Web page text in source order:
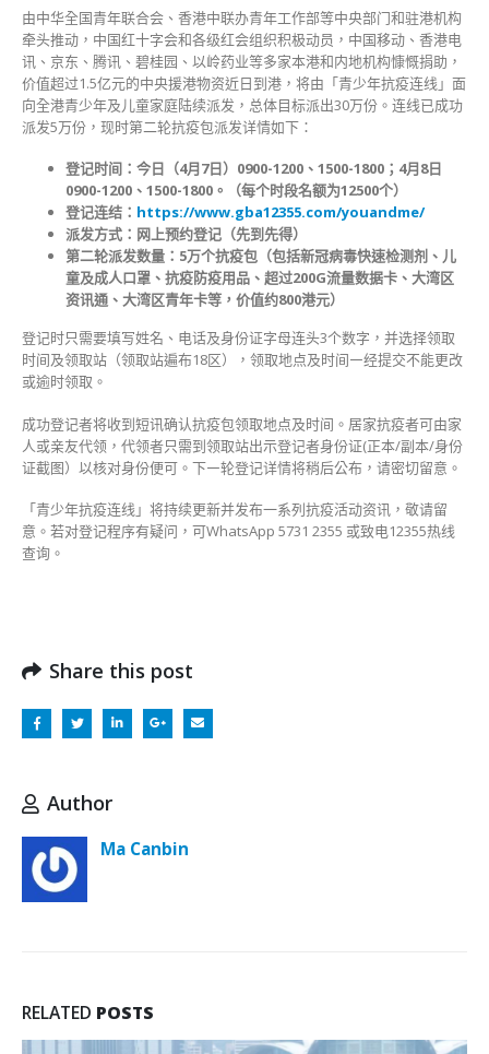
由中华全国青年联合会、香港中联办青年工作部等中央部门和驻港机构
牵头推动，中国红十字会和各级红会组织积极动员，中国移动、香港电
讯、京东、腾讯、碧桂园、以岭药业等多家本港和内地机构慷慨捐助，
价值超过1.5亿元的中央援港物资近日到港，将由「青少年抗疫连线」面
向全港青少年及儿童家庭陆续派发，总体目标派出30万份。连线已成功
派发5万份，现时第二轮抗疫包派发详情如下：
登记时间：今日（4月7日）0900-1200、1500-1800；4月8日
0900-1200、1500-1800。（每个时段名额为12500个）
登记连结： https://www.gba12355.com/youandme/
派发方式：网上预约登记（先到先得）
第二轮派发数量：5万个抗疫包（包括新冠病毒快速检测剂、儿
童及成人口罩、抗疫防疫用品、超过200G流量数据卡、大湾区
资讯通、大湾区青年卡等，价值约800港元）
登记时只需要填写姓名、电话及身份证字母连头3个数字，并选择领取
时间及领取站（领取站遍布18区），领取地点及时间㇐经提交不能更改
或逾时领取。
成功登记者将收到短讯确认抗疫包领取地点及时间。居家抗疫者可由家
人或亲友代领，代领者只需到领取站出示登记者身份证(正本/副本/身份
证截图）以核对身份便可。下㇐轮登记详情将稍后公布，请密切留意。
「青少年抗疫连线」将持续更新并发布一系列抗疫活动资讯，敬请留
意。若对登记程序有疑问，可WhatsApp 5731 2355 或致电12355热线
查询。
Share this post
Author
Ma Canbin
RELATED POSTS